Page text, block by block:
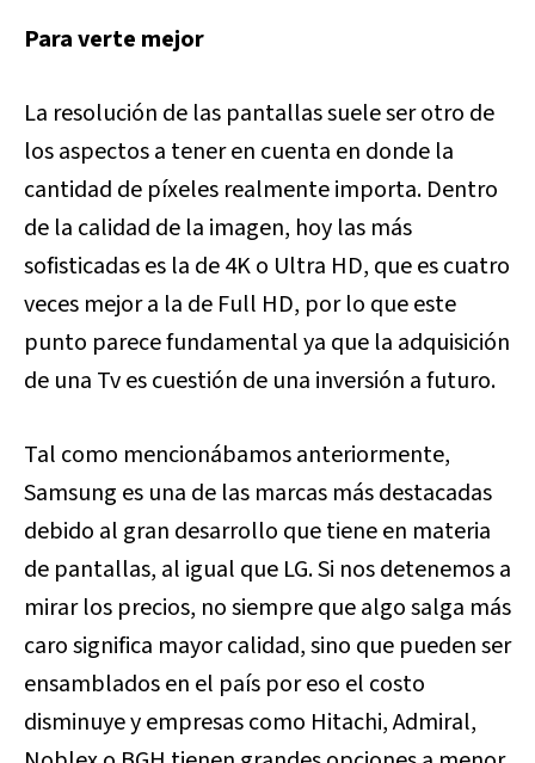
Para verte mejor
La resolución de las pantallas suele ser otro de
los aspectos a tener en cuenta en donde la
cantidad de píxeles realmente importa. Dentro
de la calidad de la imagen, hoy las más
sofisticadas es la de 4K o Ultra HD, que es cuatro
veces mejor a la de Full HD, por lo que este
punto parece fundamental ya que la adquisición
de una Tv es cuestión de una inversión a futuro.
Tal como mencionábamos anteriormente,
Samsung es una de las marcas más destacadas
debido al gran desarrollo que tiene en materia
de pantallas, al igual que LG. Si nos detenemos a
mirar los precios, no siempre que algo salga más
caro significa mayor calidad, sino que pueden ser
ensamblados en el país por eso el costo
disminuye y empresas como Hitachi, Admiral,